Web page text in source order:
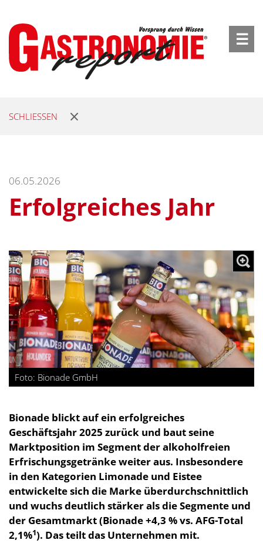
☰
SCHLIESSEN
06.05.2026
Erfolgreiches Jahr
Foto: Bionade GmbH
Bionade blickt auf ein erfolgreiches
Geschäftsjahr 2025 zurück und baut seine
Marktposition im Segment der alkoholfreien
Erfrischungsgetränke weiter aus. Insbesondere
in den Kategorien Limonade und Eistee
entwickelte sich die Marke überdurchschnittlich
und wuchs deutlich stärker als die Segmente und
der Gesamtmarkt (Bionade +4,3 % vs. AFG-Total
2,1%1). Das teilt das Unternehmen mit.